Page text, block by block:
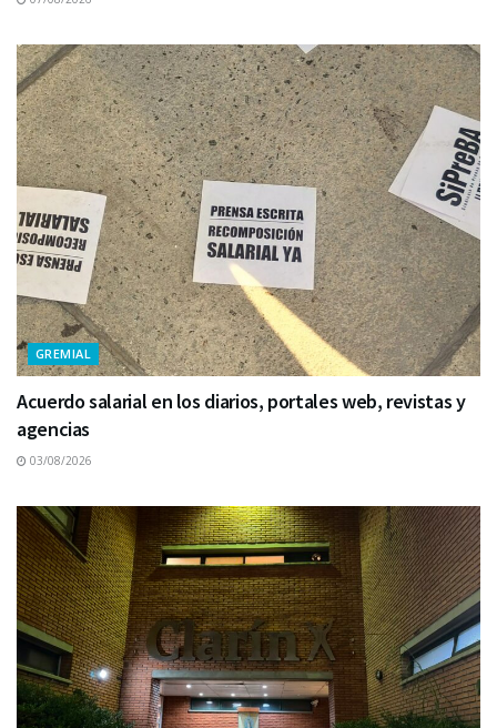
GREMIAL
Acuerdo salarial en los diarios, portales web, revistas y
agencias
03/08/2026